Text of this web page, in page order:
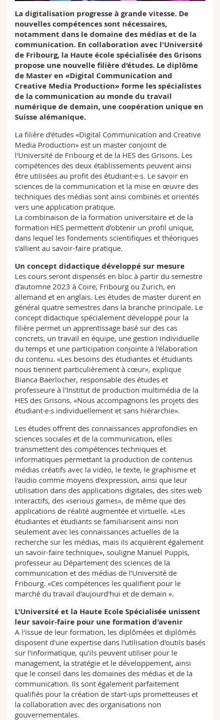
Interfacultaire
Doctorants
Programme des cours
MyUnifr
La digitalisation progresse à grande vitesse. De
nouvelles compétences sont nécessaires,
notamment dans le domaine des médias et de la
communication. En collaboration avec l'Université
de Fribourg, la Haute école spécialisée des Grisons
propose une nouvelle filière d’études. Le diplôme
de Master en «Digital Communication and
Creative Media Production» forme les spécialistes
de la communication au monde du travail
numérique de demain, une coopération unique en
Suisse alémanique.
La filière d’études «Digital Communication and Creative
Media Production» est un master conjoint de
l'Université de Fribourg et de la HES des Grisons. Les
compétences des deux établissements peuvent ainsi
être utilisées au profit des étudiant·e·s. Le savoir en
sciences de la communication et la mise en œuvre des
techniques des médias sont ainsi combinés et orientés
vers une application pratique.
La combinaison de la formation universitaire et de la
formation HES permettent d'obtenir un profil unique,
dans lequel les fondements scientifiques et théoriques
s'allient au savoir-faire pratique.
Un concept didactique développé sur mesure
Les cours seront dispensés en bloc à partir du semestre
d'automne 2023 à Coire, Fribourg ou Zurich, en
allemand et en anglais. Les études de master durent en
général quatre semestres dans la branche principale. Le
concept didactique spécialement développé pour la
filière permet un apprentissage basé sur des cas
concrets, un travail en équipe, une gestion individuelle
du temps et une participation conjointe à l'élaboration
du contenu. «Les besoins des étudiantes et étudiants
nous tiennent particulièrement à cœur», explique
Bianca Baerlocher, responsable des études et
professeure à l'Institut de production multimédia de la
HES des Grisons. «Nous accompagnons les projets des
étudiant·e·s individuellement et sans hiérarchie».
Les études offrent des connaissances approfondies en
sciences sociales et de la communication, elles
transmettent des compétences techniques et
informatiques permettant la production de contenus
médias créatifs avec la vidéo, le texte, le graphisme et
l'audio comme moyens d'expression, ainsi que leur
utilisation dans des applications digitales, des sites web
interactifs, des «serious games», de même que des
applications de réalité augmentée et virtuelle. «Les
étudiantes et étudiants se familiarisent ainsi non
seulement avec les connaissances actuelles de la
recherche sur les médias, mais ils acquièrent également
un savoir-faire technique», souligne Manuel Puppis,
professeur au Département des sciences de la
communication et des médias de l'Université de
Fribourg. «Ces compétences les qualifient pour le
marché du travail d'aujourd'hui et de demain ».
L'Université et la Haute Ecole Spécialisée unissent
leur savoir-faire pour une formation d'avenir
A l'issue de leur formation, les diplômées et diplômés
disposent d'une expertise dans l'utilisation d'outils basés
sur l'informatique, qu'ils peuvent utiliser pour le
management, la stratégie et le développement, ainsi
que le conseil dans les domaines des médias et de la
communication. Ils sont également parfaitement
qualifiés pour la création de start-ups prometteuses et
la collaboration avec des organisations non
gouvernementales.